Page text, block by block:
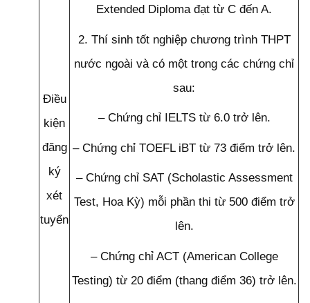
Điều
kiện
đăng
ký
xét
tuyển
Extended Diploma đạt từ C đến A.
2. Thí sinh tốt nghiệp chương trình THPT
nước ngoài và có một trong các chứng chỉ
sau:
– Chứng chỉ IELTS từ 6.0 trở lên.
– Chứng chỉ TOEFL iBT từ 73 điểm trở lên.
– Chứng chỉ SAT (Scholastic Assessment
Test, Hoa Kỳ) mỗi phần thi từ 500 điểm trở
lên.
– Chứng chỉ ACT (American College
Testing) từ 20 điểm (thang điểm 36) trở lên.